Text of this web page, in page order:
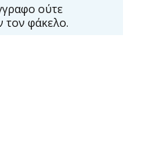
ούτε
τον φάκελο.